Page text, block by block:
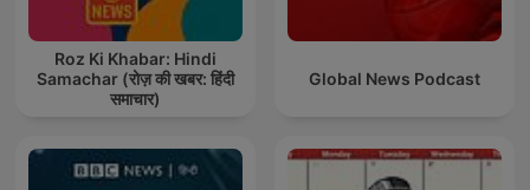
Roz Ki Khabar: Hindi
Samachar (रोज़ की खबर: हिंदी
समाचार)
Global News Podcast